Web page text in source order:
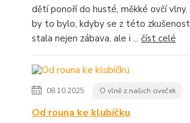
dětí ponoří do husté, měkké ovčí vlny.
by to bylo, kdyby se z této
stala nejen zábava, ale i ... číst celé
08.10.2025 O vlně z našich oveček
Od rouna ke klubíčku